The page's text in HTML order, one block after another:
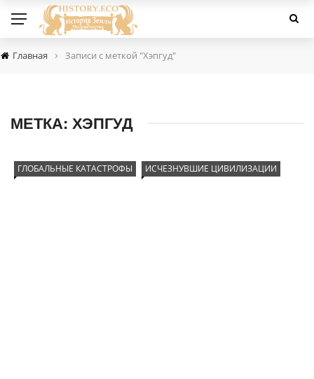
Главная › Записи с меткой "Хэпгуд"
МЕТКА: ХЭПГУД
ГЛОБАЛЬНЫЕ КАТАСТРОФЫ ИСЧЕЗНУВШИЕ ЦИВИЛИЗАЦИИ